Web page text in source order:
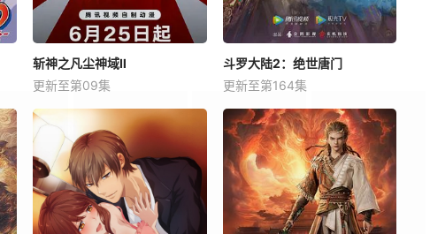
斩神之凡尘神域Ⅱ
更新至第09集
斗罗大陆2：绝世唐门
更新至第164集